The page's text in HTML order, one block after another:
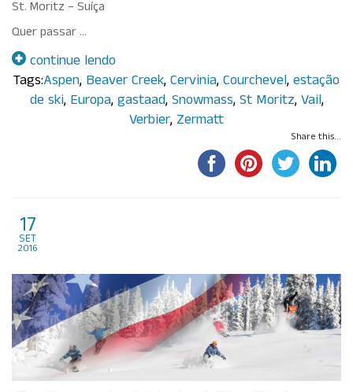
St. Moritz – Suíça
Quer passar …
continue lendo
Tags:Aspen, Beaver Creek, Cervinia, Courchevel, estação
de ski, Europa, gastaad, Snowmass, St Moritz, Vail,
Verbier, Zermatt
Share this...
17
set
2016